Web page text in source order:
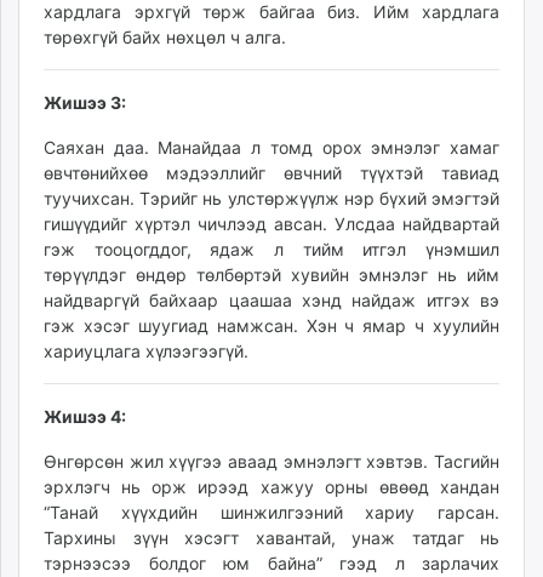
хардлага эрхгүй төрж байгаа биз. Ийм хардлага
төрөхгүй байх нөхцөл ч алга.
Жишээ 3:
Саяхан даа. Манайдаа л томд орох эмнэлэг хамаг
өвчтөнийхөө мэдээллийг өвчний түүхтэй тавиад
туучихсан. Тэрийг нь улстөржүүлж нэр бүхий эмэгтэй
гишүүдийг хүртэл чичлээд авсан. Улсдаа найдвартай
гэж тооцогддог, ядаж л тийм итгэл үнэмшил
төрүүлдэг өндөр төлбөртэй хувийн эмнэлэг нь ийм
найдваргүй байхаар цаашаа хэнд найдаж итгэх вэ
гэж хэсэг шуугиад намжсан. Хэн ч ямар ч хуулийн
хариуцлага хүлээгээгүй.
Жишээ 4:
Өнгөрсөн жил хүүгээ аваад эмнэлэгт хэвтэв. Тасгийн
эрхлэгч нь орж ирээд хажуу орны өвөөд хандан
“Танай хүүхдийн шинжилгээний хариу гарсан.
Тархины зүүн хэсэгт хавантай, унаж татдаг нь
тэрнээсээ болдог юм байна” гээд л зарлачих